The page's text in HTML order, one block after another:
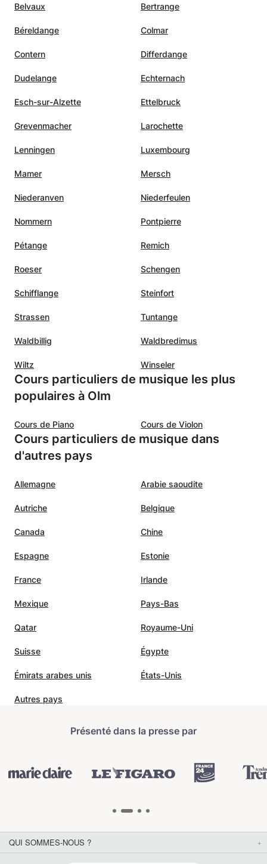
Belvaux Bertrange
Béreldange Colmar
Contern Differdange
Dudelange Echternach
Esch-sur-Alzette Ettelbruck
Grevenmacher Larochette
Lenningen Luxembourg
Mamer Mersch
Niederanven Niederfeulen
Nommern Pontpierre
Pétange Remich
Roeser Schengen
Schifflange Steinfort
Strassen Tuntange
Waldbillig Waldbredimus
Wiltz Winseler
Cours particuliers de musique les plus
populaires à Olm
Cours de Piano Cours de Violon
Cours particuliers de musique dans
d'autres pays
Allemagne Arabie saoudite
Autriche Belgique
Canada Chine
Espagne Estonie
France Irlande
Mexique Pays-Bas
Qatar Royaume-Uni
Suisse Égypte
Émirats arabes unis États-Unis
Autres pays
Présenté dans la presse par
QUI SOMMES-NOUS ?